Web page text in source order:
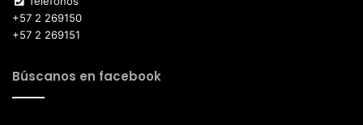
+57 2 269150
+57 2 269151
Búscanos en facebook